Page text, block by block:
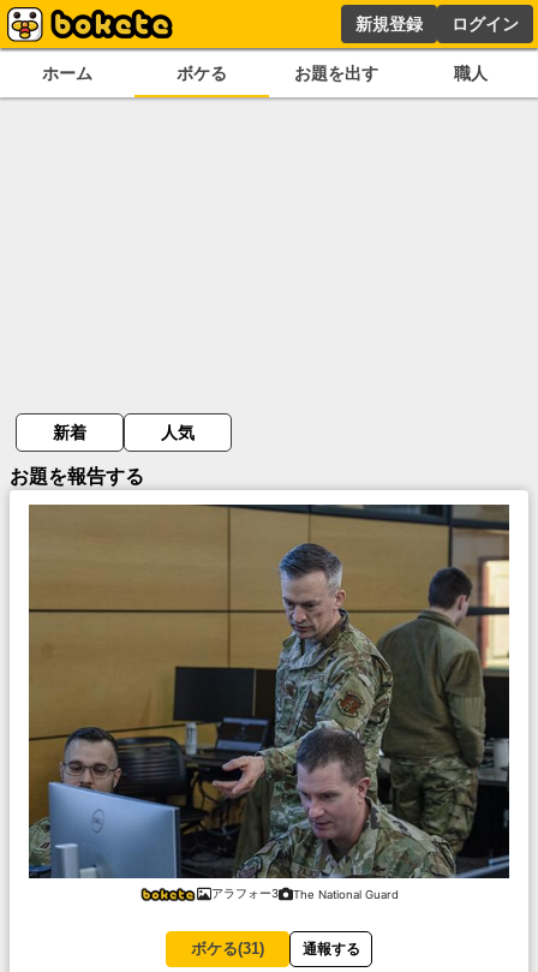
新規登録 ログイン
ホーム ボケる お題を出す 職人
新着 人気
お題を報告する
アラフォー3 The National Guard
ボケる(31) 通報する